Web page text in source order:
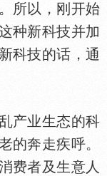
所以，刚开始
种新科技并加
科技的话，通
产业生态的科
的奔走疾呼。
费者及生意人